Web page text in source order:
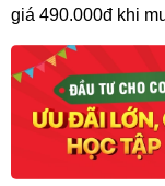
giá 490.000đ khi